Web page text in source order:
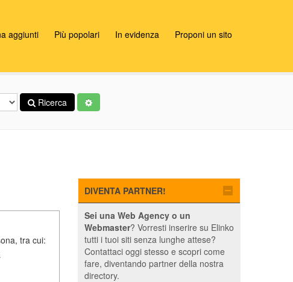
aggiunti Più popolari In evidenza Proponi un sito
Ricerca
tra cui:
DIVENTA PARTNER!
Sei una Web Agency o un
Webmaster? Vorresti inserire su Elinko
tutti i tuoi siti senza lunghe attese?
Contattaci oggi stesso e scopri come
fare, diventando partner della nostra
directory.